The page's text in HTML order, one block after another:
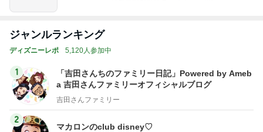
ジャンルランキング
ディズニーレポ 5,120人参加中
1
「吉田さんちのファミリー日記」Powered by Ameb
a 吉田さんファミリーオフィシャルブログ
吉田さんファミリー
2
マカロンのclub disney♡